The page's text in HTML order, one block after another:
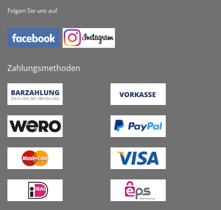
Folgen Sie uns auf
Zahlungsmethoden